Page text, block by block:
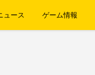
ュース ゲーム情報